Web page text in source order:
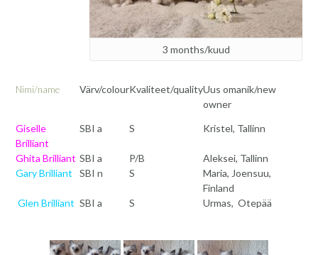
3 months/kuud
Nimi/name Värv/colourKvaliteet/qualityUus omanik/new
owner
Giselle
Brilliant
SBI a S Kristel, Tallinn
Ghita Brilliant SBI a P/B
Aleksei, Tallinn
Gary Brilliant
SBI n S
Maria, Joensuu,
Finland
Glen Brilliant SBI a S Urmas, Otepää